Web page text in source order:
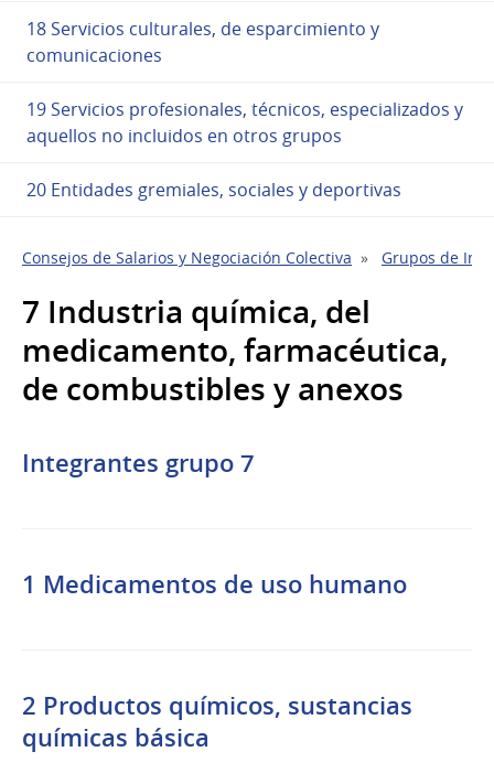
18 Servicios culturales, de esparcimiento y
comunicaciones
19 Servicios profesionales, técnicos, especializados y
aquellos no incluidos en otros grupos
20 Entidades gremiales, sociales y deportivas
Consejos de Salarios y Negociación Colectiva Grupos de
7 Industria química, del
medicamento, farmacéutica,
de combustibles y anexos
Integrantes grupo 7
1 Medicamentos de uso humano
2 Productos químicos, sustancias
químicas básica